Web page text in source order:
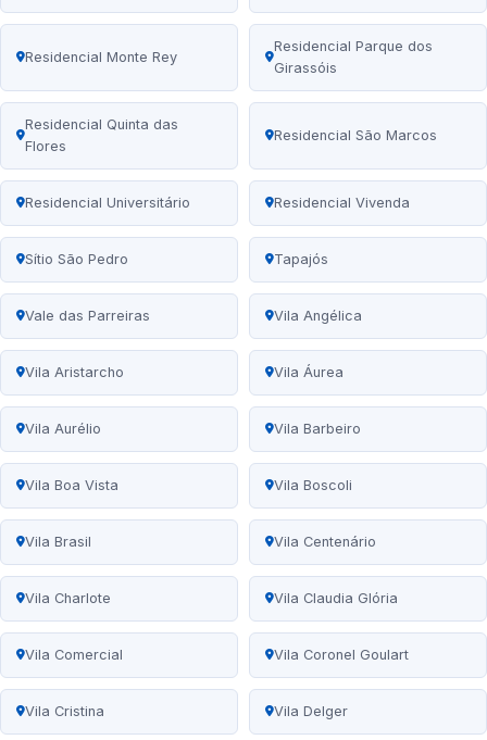
Residencial Monte Rey
Residencial Parque dos
Girassóis
Residencial Quinta das
Flores
Residencial São Marcos
Residencial Universitário Residencial Vivenda
Sítio São Pedro Tapajós
Vale das Parreiras Vila Angélica
Vila Aristarcho Vila Áurea
Vila Aurélio Vila Barbeiro
Vila Boa Vista Vila Boscoli
Vila Brasil Vila Centenário
Vila Charlote Vila Claudia Glória
Vila Comercial Vila Coronel Goulart
Vila Cristina Vila Delger